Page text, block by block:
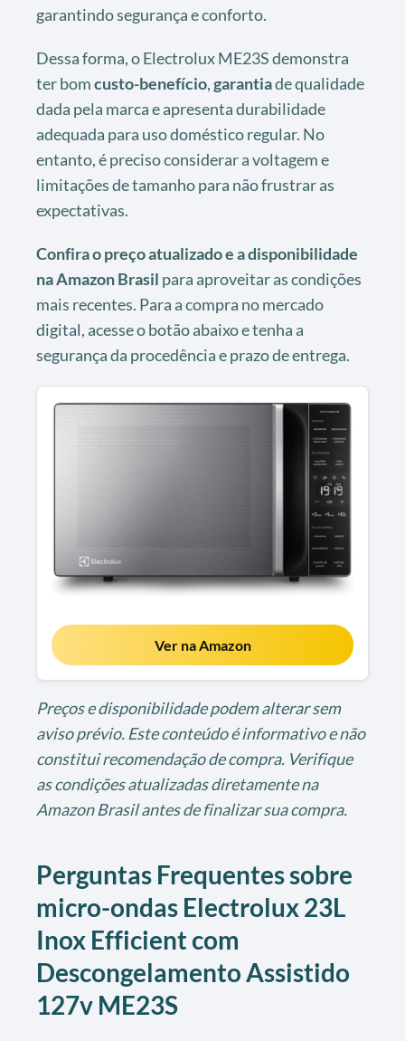
garantindo segurança e conforto.
Dessa forma, o Electrolux ME23S demonstra
ter bomcusto-benefício,garantiade qualidade
dada pela marca e apresenta durabilidade
adequada para uso doméstico regular. No
entanto, é preciso considerar a voltagem e
limitações de tamanho para não frustrar as
expectativas.
Confira o preço atualizado e a disponibilidade
na Amazon Brasil para aproveitar as condições
mais recentes. Para a compra no mercado
digital, acesse o botão abaixo e tenha a
segurança da procedência e prazo de entrega.
Ver na Amazon
Preços e disponibilidade podem alterar sem
aviso prévio. Este conteúdo é informativo e não
constitui recomendação de compra. Verifique
as condições atualizadas diretamente na
Amazon Brasil antes de finalizar sua compra.
Perguntas Frequentes sobre
micro-ondas Electrolux 23L
Inox Efficient com
Descongelamento Assistido
127v ME23S